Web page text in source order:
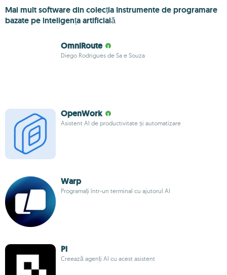
Mai mult software din colecția Instrumente de programare
bazate pe inteligența artificială
OmniRoute
Diego Rodrigues de Sa e Souza
OpenWork
Asistent AI de productivitate și automatizare
Warp
Programați într-un terminal cu ajutorul AI
Pi
Creează agenți AI cu acest asistent